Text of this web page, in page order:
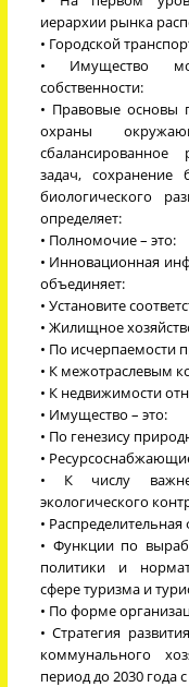
иерархии рынка
• Городской
• Имущество
собственности:
• Правовые основы
охраны
сбалансированное
задач, сохранение
биологического
определяет:
• Полномочие – это:
• Инновационная
объединяет:
• Установите
• Жилищное
• По исчерпаемости
• К межотраслевым
• К недвижимости
• Имущество – это:
• По генезису
•
• К числу
экологического
•
• Функции по
политики и
сфере туризма и
• По форме
• Стратегия
коммунального
период до 2030 года